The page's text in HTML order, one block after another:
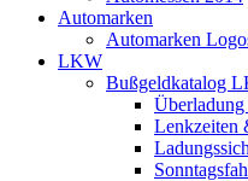
Automarken
Automarken
LKW
Bußgeldkatalog
Lenkzeiten